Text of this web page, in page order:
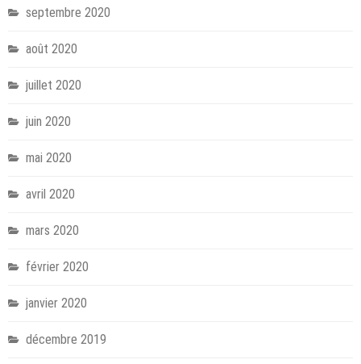
septembre 2020
août 2020
juillet 2020
juin 2020
mai 2020
avril 2020
mars 2020
février 2020
janvier 2020
décembre 2019